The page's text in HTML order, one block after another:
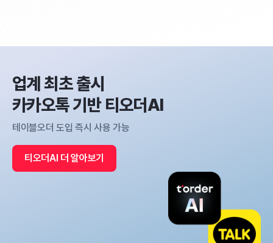
업계 최초 출시
카카오톡 기반 티오더AI
테이블오더 도입 즉시 사용 가능
티오더AI 더 알아보기